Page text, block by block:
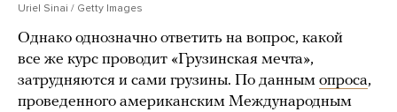
Uriel Sinai / Getty Images
Однако однозначно ответить на вопрос, какой
все же курс проводит «Грузинская мечта»,
затрудняются и сами грузины. По данным опроса,
проведенного американским Международным